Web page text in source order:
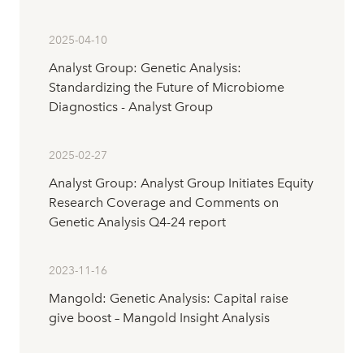
2025-04-10
Analyst Group: Genetic Analysis:
Standardizing the Future of Microbiome
Diagnostics - Analyst Group
2025-02-27
Analyst Group: Analyst Group Initiates Equity
Research Coverage and Comments on
Genetic Analysis Q4-24 report
2023-11-16
Mangold: Genetic Analysis: Capital raise
give boost – Mangold Insight Analysis